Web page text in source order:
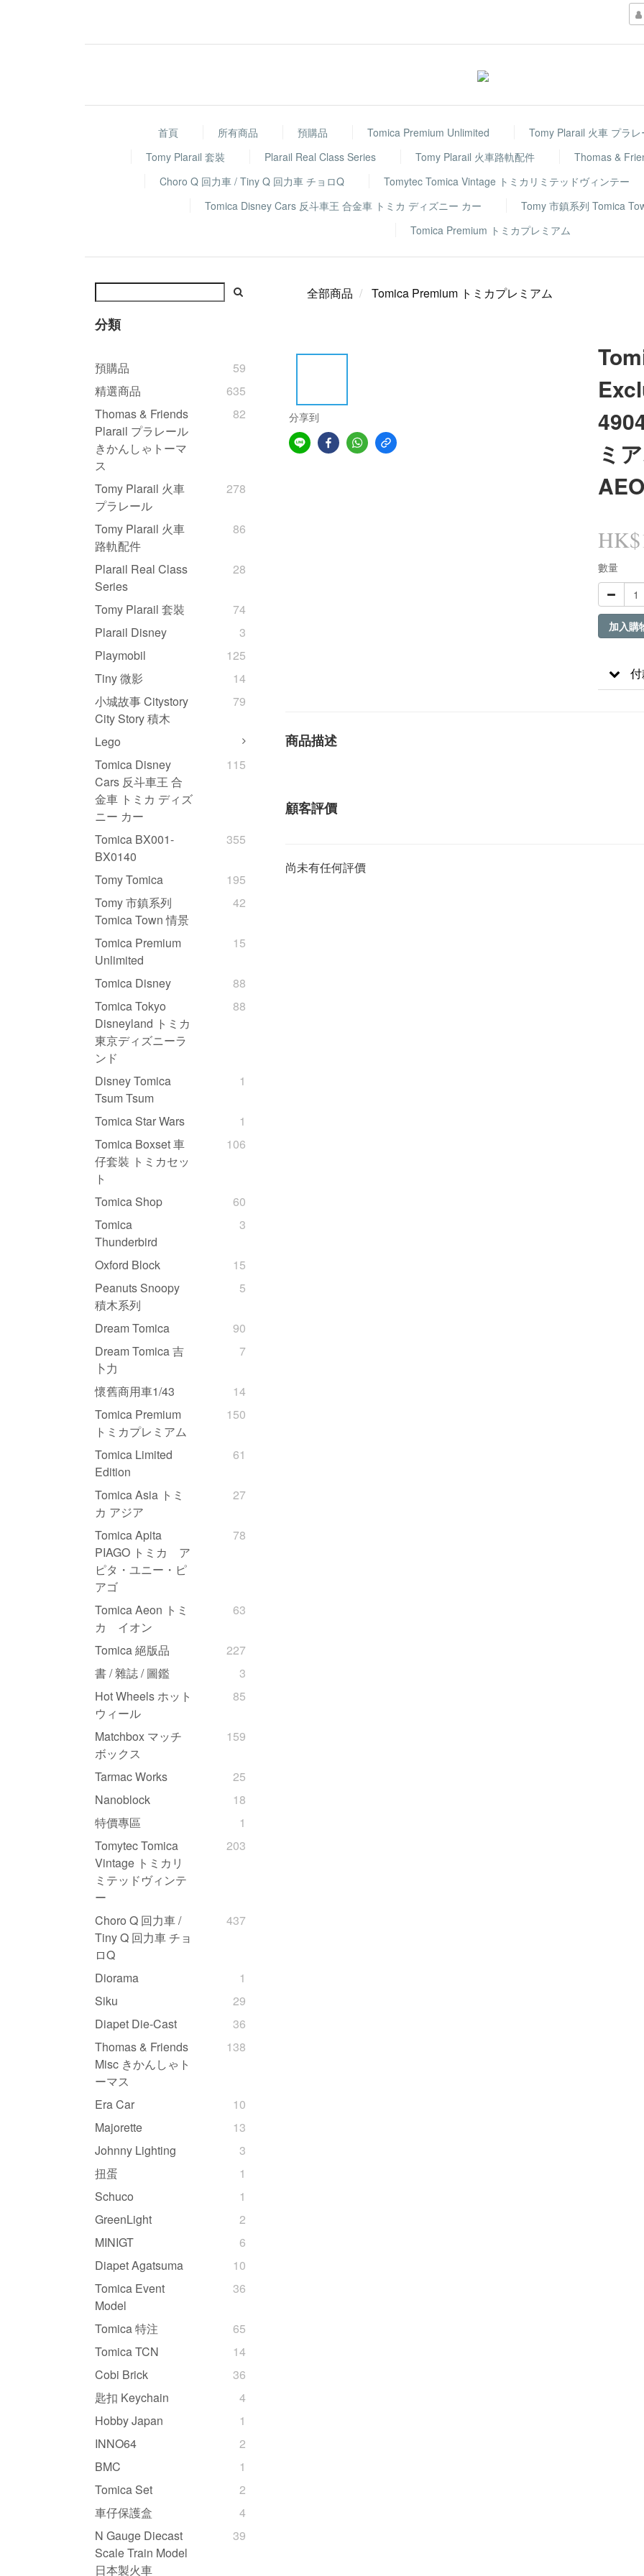
首頁 所有商品 預購品 Tomica Premium Unlimited
Tomy Plarail 火車 プラレ
Tomy Plarail 套裝
Plarail Real Class Series Tomy Plarail 火車路軌配件
Thomas &
Choro Q 回力車 / Tiny Q 回力車 チョロQ
Tomytec Tomica Vintage トミカリミテッドヴィンテー
Tomica Disney Cars 反斗車王 合金車 トミカ ディズニー カー
Tomy 市鎮系列 Tomica
Tomica Premium トミカプレミアム
分類
預購品
59
精選商品
635
Thomas & Friends
Plarail プラレール
きかんしゃトーマ
ス
82
Tomy Plarail 火車
プラレール
278
Tomy Plarail 火車
路軌配件
86
Plarail Real Class
Series
28
Tomy Plarail 套裝
74
Plarail Disney
3
Playmobil
125
Tiny 微影
14
小城故事 Citystory
City Story 積木
79
Lego
Tomica Disney
Cars 反斗車王 合
金車 トミカ ディズ
ニー カー
115
Tomica BX001-
BX0140
355
Tomy Tomica
195
Tomy 市鎮系列
Tomica Town 情景
42
Tomica Premium
Unlimited
15
Tomica Disney
88
Tomica Tokyo
Disneyland トミカ
東京ディズニーラ
ンド
88
Disney Tomica
Tsum Tsum
1
Tomica Star Wars
1
Tomica Boxset 車
仔套裝 トミカセッ
ト
106
Tomica Shop
60
Tomica
Thunderbird
3
Oxford Block
15
Peanuts Snoopy
積木系列
5
Dream Tomica
90
Dream Tomica 吉
卜力
7
懷舊商用車1/43
14
Tomica Premium
トミカプレミアム
150
Tomica Limited
Edition
61
Tomica Asia トミ
カ アジア
27
Tomica Apita
PIAGO トミカ ア
ピタ・ユニー・ピ
アゴ
78
Tomica Aeon トミ
カ イオン
63
Tomica 絕版品
227
書 / 雜誌 / 圖鑑
3
Hot Wheels ホット
ウィール
85
Matchbox マッチ
ボックス
159
Tarmac Works
25
Nanoblock
18
特價專區
1
Tomytec Tomica
Vintage トミカリ
ミテッドヴィンテ
ー
203
Choro Q 回力車 /
Tiny Q 回力車 チョ
ロQ
437
Diorama
1
Siku
29
Diapet Die-Cast
36
Thomas & Friends
Misc きかんしゃト
ーマス
138
Era Car
10
Majorette
13
Johnny Lighting
3
扭蛋
1
Schuco
1
GreenLight
2
MINIGT
6
Diapet Agatsuma
10
Tomica Event
Model
36
Tomica 特注
65
Tomica TCN
14
Cobi Brick
36
匙扣 Keychain
4
Hobby Japan
1
INNO64
2
BMC
1
Tomica Set
2
車仔保護盒
4
N Gauge Diecast
Scale Train Model
日本製火車
39
全部商品 Tomica Premium トミカプレミアム
分享到
ミ
數量
加入購
商品描述
顧客評價
尚未有任何評價